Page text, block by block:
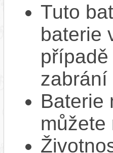
Tuto
baterie
zabrání
Baterie